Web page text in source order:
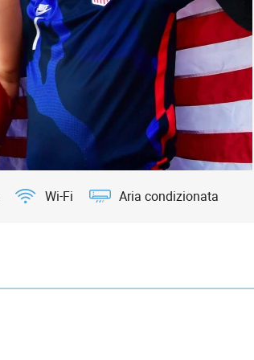
Wi-Fi Aria condizionata